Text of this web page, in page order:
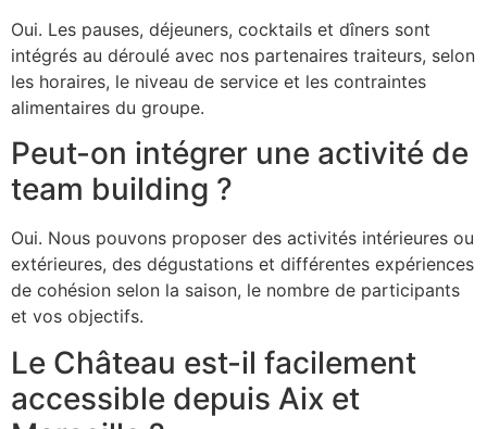
Oui. Les pauses, déjeuners, cocktails et dîners sont
intégrés au déroulé avec nos partenaires traiteurs, selon
les horaires, le niveau de service et les contraintes
alimentaires du groupe.
Peut-on intégrer une activité de
team building ?
Oui. Nous pouvons proposer des activités intérieures ou
extérieures, des dégustations et différentes expériences
de cohésion selon la saison, le nombre de participants
et vos objectifs.
Le Château est-il facilement
accessible depuis Aix et